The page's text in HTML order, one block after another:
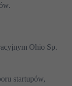
Ohio Sp.
startupów,